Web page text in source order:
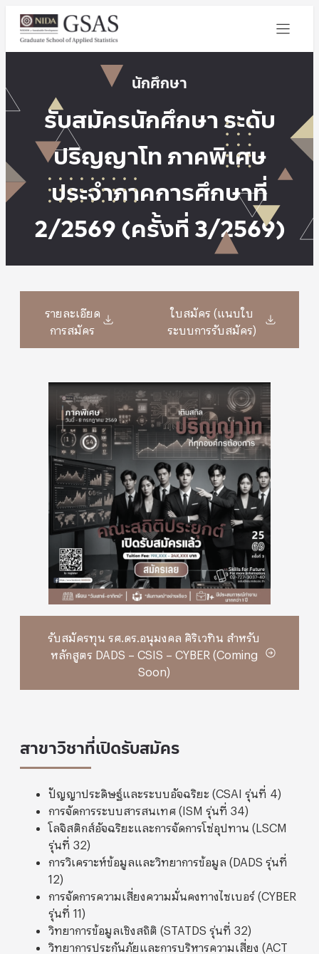
นักศึกษา
รับสมัครนักศึกษา ระดับ
ปริญญาโท ภาคพิเศษ
ประจำภาคการศึกษาที่
2/2569 (ครั้งที่ 3/2569)
รายละเอียด
การสมัคร
ใบสมัคร (แนบใบ
ระบบการรับสมัคร)
รับสมัครทุน รศ.ดร.อนุมงคล ศิริเวทิน สำหรับ
หลักสูตร DADS – CSIS – CYBER (Coming
Soon)
สาขาวิชาที่เปิดรับสมัคร
ปัญญาประดิษฐ์และระบบอัจฉริยะ (CSAI รุ่นที่ 4)
การจัดการระบบสารสนเทศ (ISM รุ่นที่ 34)
โลจิสติกส์อัจฉริยะและการจัดการโซ่อุปทาน (LSCM
รุ่นที่ 32)
การวิเคราะห์ข้อมูลและวิทยาการข้อมูล (DADS รุ่นที่
12)
การจัดการความเสี่ยงความมั่นคงทางไซเบอร์ (CYBER
รุ่นที่ 11)
วิทยาการข้อมูลเชิงสถิติ (STATDS รุ่นที่ 32)
วิทยาการประกันภัยและการบริหารความเสี่ยง (ACT